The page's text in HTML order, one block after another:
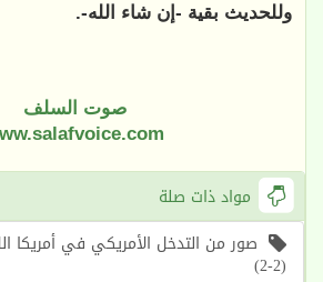
وللحديث بقية -إن شاء الله-.
صوت السلف
مواد ذات صلة
صور من التدخل الأمريكي في أمريكا
(2-2)